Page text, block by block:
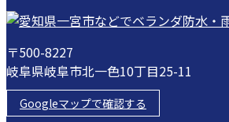
〒500-8227
岐阜県岐阜市北一色10丁目25-11
Googleマップで確認する